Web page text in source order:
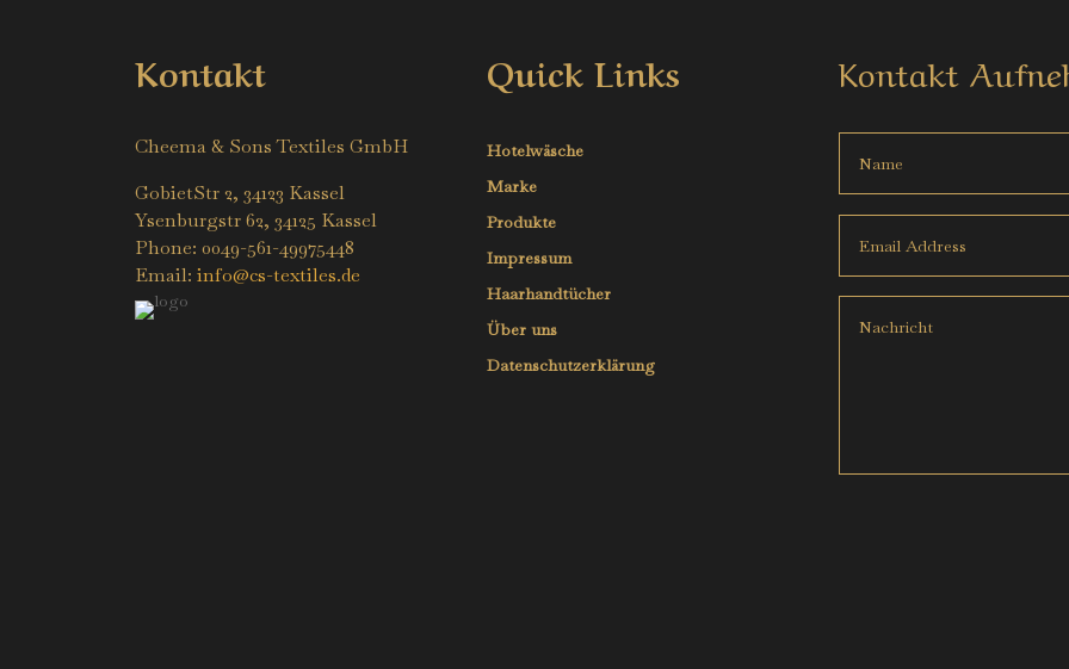
Kontakt
Cheema & Sons Textiles GmbH
GobietStr 2, 34123 Kassel
Ysenburgstr 62, 34125 Kassel
Phone: 0049-561-49975448
Email: info@cs-textiles.de
Quick Links
Hotelwäsche
Marke
Produkte
Impressum
Haarhandtücher
Über uns
Datenschutzerklärung
Kontakt